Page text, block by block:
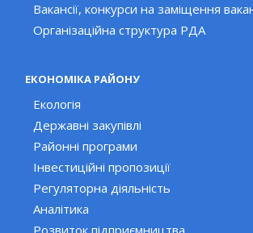
Вакансії, конкурси на заміщення
Організаційна структура РДА
ЕКОНОМІКА РАЙОНУ
Екологія
Державні закупівлі
Районні програми
Інвестиційні пропозиції
Регуляторна діяльність
Аналітика